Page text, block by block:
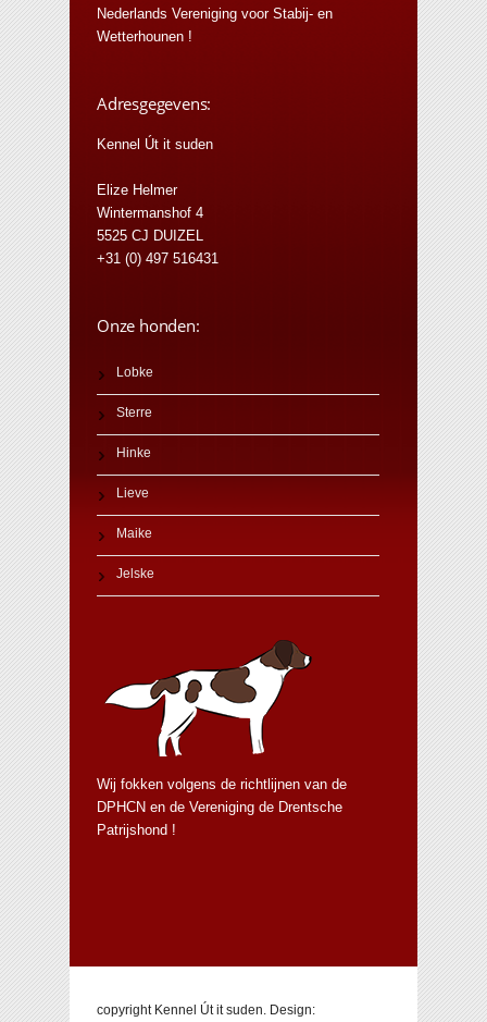
Nederlands Vereniging voor Stabij- en
Wetterhounen !
Adresgegevens:
Kennel Út it suden
Elize Helmer
Wintermanshof 4
5525 CJ DUIZEL
+31 (0) 497 516431
Onze honden:
Lobke
Sterre
Hinke
Lieve
Maike
Jelske
Wij fokken volgens de richtlijnen van de
DPHCN en de Vereniging de Drentsche
Patrijshond !
copyright Kennel Út it suden. Design: